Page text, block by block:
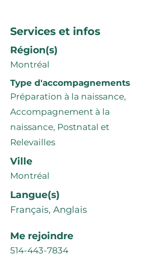
Services et infos
Région(s)
Montréal
Type d'accompagnements
Préparation à la naissance,
Accompagnement à la
naissance, Postnatal et
Relevailles
Ville
Montréal
Langue(s)
Français, Anglais
Me rejoindre
514-443-7834